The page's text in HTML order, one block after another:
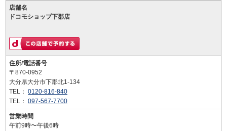
店舗名
ドコモショップ下郡店
住所/電話番号
〒870-0952
大分県大分市下郡北1-134
TEL： 0120-816-840
TEL： 097-567-7700
営業時間
午前9時〜午後6時